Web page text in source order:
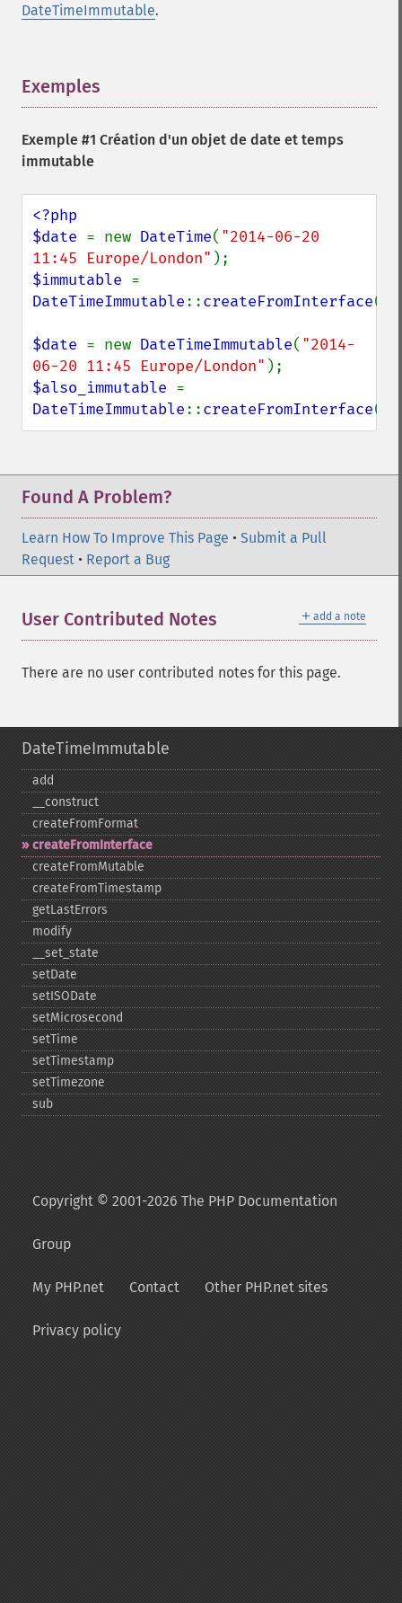
DateTimeImmutable.
Exemples
Exemple #1 Création d'un objet de date et temps
immutable
<?php
$date = new DateTime( "2014-06-20
11:45 Europe/London"
$immutable
DateTimeImmutable::createFromInterface(
$date = new DateTimeImmutable( "2014-
06-20 11:45 Europe/London"
$also_immutable
DateTimeImmutable::createFromInterface(
Found A Problem?
Learn How To Improve This Page • Submit a Pull
Request • Report a Bug
＋ add a note
User Contributed Notes
There are no user contributed notes for this page.
DateTimeImmutable
add
_​_​construct
createFromFormat
createFromInterface
createFromMutable
createFromTimestamp
getLastErrors
modify
_​_​set_​state
setDate
setISODate
setMicrosecond
setTime
setTimestamp
setTimezone
sub
Copyright © 2001-2026 The PHP Documentation
Group
My PHP.net Contact Other PHP.net sites
Privacy policy